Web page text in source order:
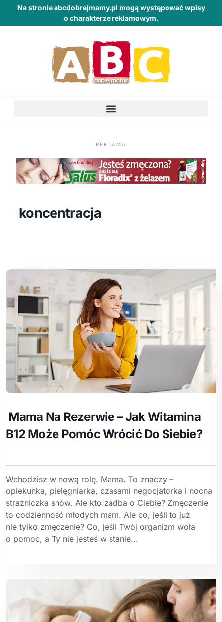
Na stronie abcdobrejmamy.pl mogą występować wpisy
o charakterze reklamowym.
REKLAMA
koncentracja
Mama Na Rezerwie – Jak Witamina
B12 Może Pomóc Wrócić Do Siebie?
Wchodzisz w nową rolę. Mama. To znaczy –
opiekunka, pielęgniarka, czasami negocjatorka i nocna
strażniczka snów. Ale kto zadba o Ciebie? Zmęczenie
to codzienność młodych mam. Ale co, jeśli to już
nie tylko zmęczenie? Co, jeśli Twój organizm woła
o pomoc, a Ty nie jesteś w stanie...